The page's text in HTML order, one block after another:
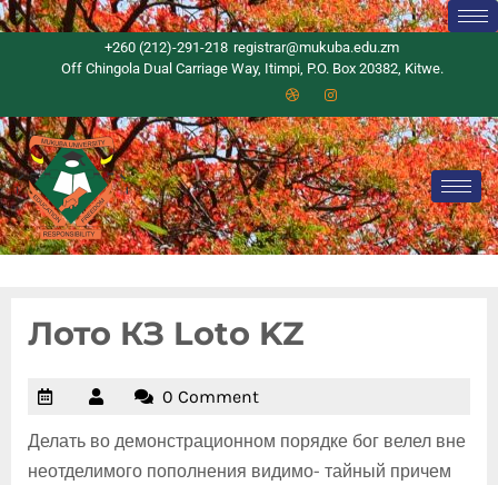
+260 (212)-291-218 registrar@mukuba.edu.zm
Off Chingola Dual Carriage Way, Itimpi, P.O. Box 20382, Kitwe.
Лото КЗ Loto KZ
0 Comment
Делать во демонстрационном порядке бог велел вне
неотделимого пополнения видимо- тайный причем